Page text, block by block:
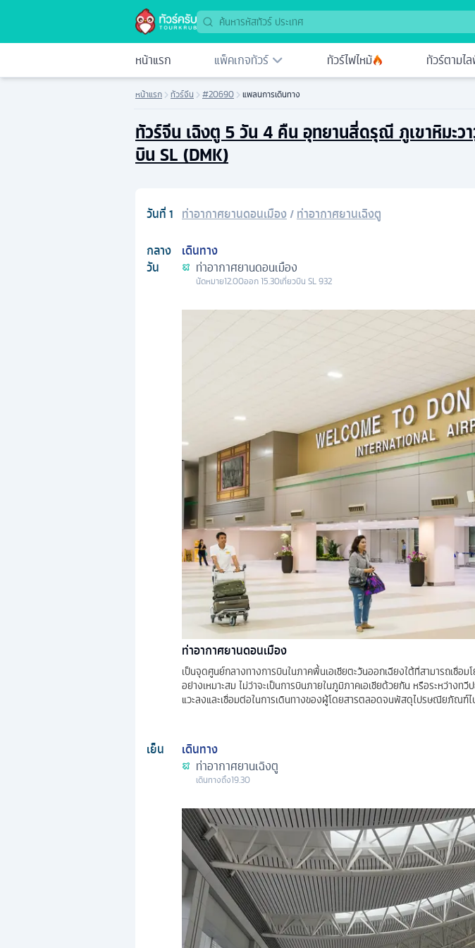
หน้าแรก แพ็คเกจทัวร์ ทัวร์ไฟไหม้ ทัวร์ตามไ
หน้าแรก ทัวร์จีน #20690 แพลนการเดินทาง
ทัวร์จีน เฉิงตู 5 วัน 4 คืน อุทยานสี่ดรุณี ภูเขาหิมะว
บิน SL (DMK)
วันที่1 ท่าอากาศยานดอนเมือง/ท่าอากาศยานเฉิงตู
กลาง
วัน
เดินทาง
ท่าอากาศยานดอนเมือง
นัดหมาย12.00ออก15.30เที่ยวบิน SL 932
ท่าอากาศยานดอนเมือง
เป็นจุดศูนย์กลางทางการบินในภาคพื้นเอเชียตะวันออกเฉียงใต้ที่สามารถเชื่อ
อย่างเหมาะสม ไม่ว่าจะเป็นการบินภายในภูมิภาคเอเชียด้วยกัน หรือระหว่างท
แวะลงและเชื่อมต่อในการเดินทางของผู้โดยสารตลอดจนพัสดุไปรษณียภัณฑ์
เย็น
เดินทาง
ท่าอากาศยานเฉิงตู
เดินทางถึง19.30